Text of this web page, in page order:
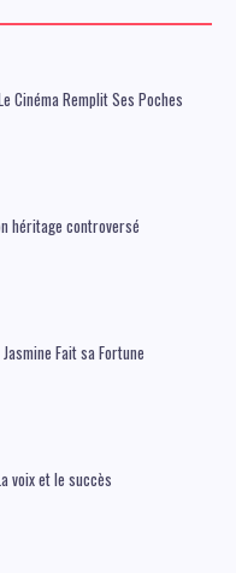
Cinéma Remplit Ses Poches
héritage controversé
Fait sa Fortune
voix et le succès